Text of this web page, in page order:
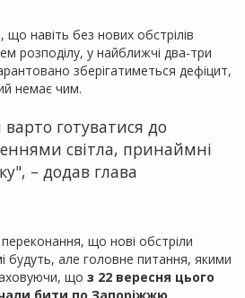
навіть без нових обстрілів
розподілу, у найближчі два-три
зберігатиметься дефіцит,
немає чим.
готуватися до
світла, принаймні
– додав глава
що нові обстріли
будуть, але головне питання, якими
що з 22 вересня цього